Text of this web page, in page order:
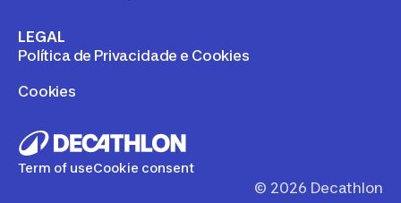
LEGAL
Política de Privacidade e Cookies
Cookies
Term of useCookie consent
© 2026 Decathlon